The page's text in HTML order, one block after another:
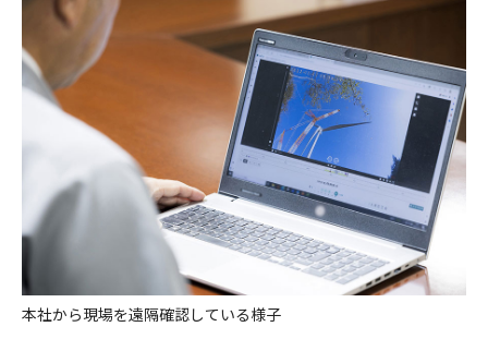
本社から現場を遠隔確認している様子